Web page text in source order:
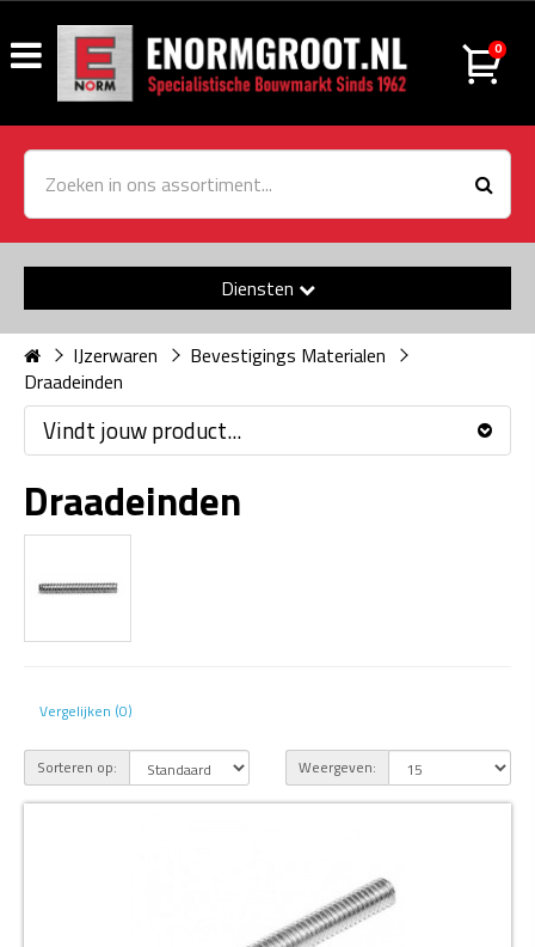
0
Diensten
IJzerwaren
Bevestigings Materialen
Draadeinden
Vindt jouw product...
Draadeinden
Vergelijken (0)
Sorteren op: Weergeven: